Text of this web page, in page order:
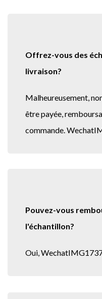
Offrez-vous des
livraison?
Malheureusement,
être payée,
commande.
Pouvez-vous
l'échantillon?
Oui,